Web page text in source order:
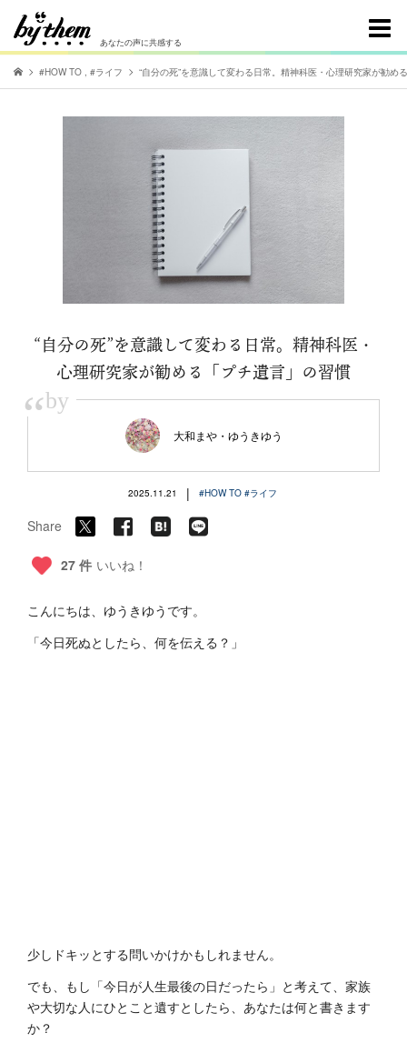
あなたの声に共感する
#HOW TO , #ライフ “自分の死”を意識して変わる日常。精神科医・心理研究家が勧め
“自分の死”を意識して変わる日常。精神科医・
心理研究家が勧める「プチ遺言」の習慣
“by
大和まや・ゆうきゆう
2025.11.21 | #HOW TO #ライフ
Share
27 件 いいね！
こんにちは、ゆうきゆうです。
「今日死ぬとしたら、何を伝える？」
少しドキッとする問いかけかもしれません。
でも、もし「今日が人生最後の日だったら」と考えて、家族
や大切な人にひとこと遺すとしたら、あなたは何と書きます
か？